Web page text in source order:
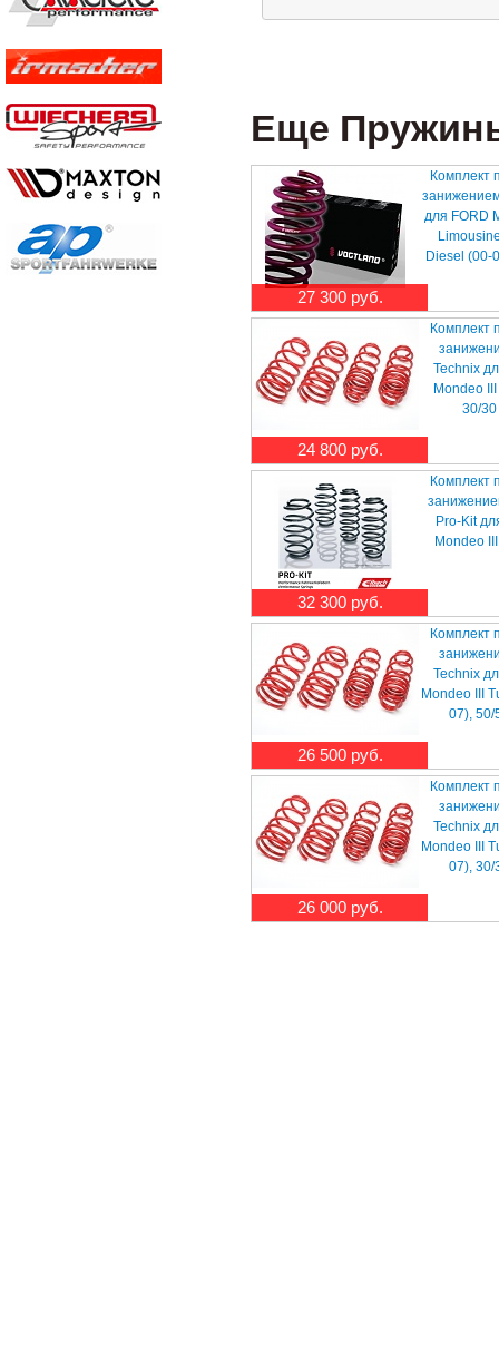
Еще
27 300 руб.
Комплект
для FORD
Diesel (00-
24 800 руб.
Комплект
Technix
Mondeo
30/
32 300 руб.
Комплект
Pro-Kit
Mondeo
26 500 руб.
Комплект
Technix
Mondeo III
07),
26 000 руб.
Комплект
Technix
Mondeo III
07),